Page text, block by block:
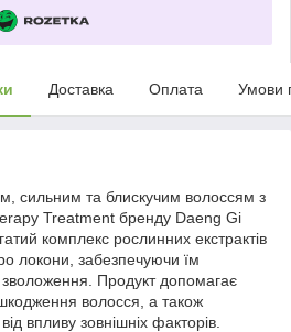
Доставка Оплата Умови
сильним та блискучим волоссям з
Treatment бренду Daeng Gi
комплекс рослинних екстрактів
локони, забезпечуючи їм
Продукт допомагає
волосся, а також
впливу зовнішніх факторів.